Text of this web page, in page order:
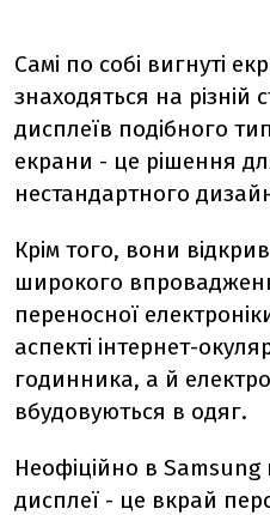
Самі по собі вигнуті
знаходяться на різній
дисплеїв подібного
екрани - це рішення
нестандартного
Крім того, вони
широкого
переносної
аспекті інтернет-
годинника, а й
вбудовуються в одяг.
Неофіційно в Samsung
дисплеї - це вкрай